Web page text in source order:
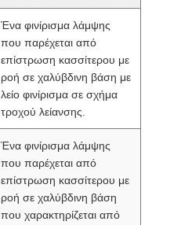
Ένα φινίρισμα λάμψης
που παρέχεται από
επίστρωση κασσίτερου με
ροή σε χαλύβδινη βάση με
λείο φινίρισμα σε σχήμα
τροχού λείανσης.
Ένα φινίρισμα λάμψης
που παρέχεται από
επίστρωση κασσίτερου με
ροή σε χαλύβδινη βάση
που χαρακτηρίζεται από